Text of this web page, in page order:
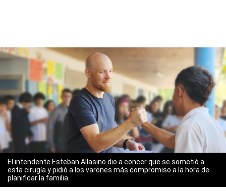
El intendente Esteban Allasino dio a concer que se sometió a
esta cirugía y pidió a los varones más compromiso a la hora de
planificar la familia.